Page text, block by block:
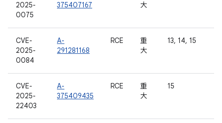
2025-
0075
375407167
大
CVE-
2025-
0084
A-
291281168
RCE
重
大
13, 14, 15
CVE-
2025-
22403
A-
375409435
RCE
重
大
15